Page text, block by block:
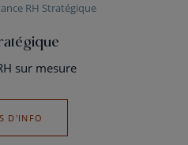
RH Stratégique
sur mesure
D'INFO